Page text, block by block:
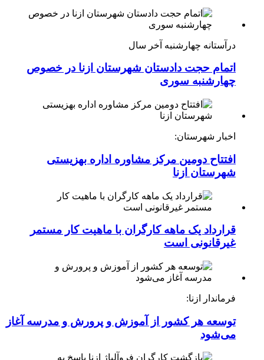
درآستانه چهارشنبه آخر سال
اتمام حجت دادستان شهرستان ازنا در خصوص
چهارشنبه ‌سوری
اخبار شهرستان:
افتتاح دومین مرکز مشاوره اداره بهزیستی
شهرستان ازنا
قرارداد یک ماهه کارگران با ماهیت کار مستمر
غیرقانونی است
فرماندار ازنا:
توسعه هر کشور از آموزش و پرورش و مدرسه آغاز
می‌شود